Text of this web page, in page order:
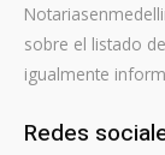
sobre el listado
igualmente
Redes